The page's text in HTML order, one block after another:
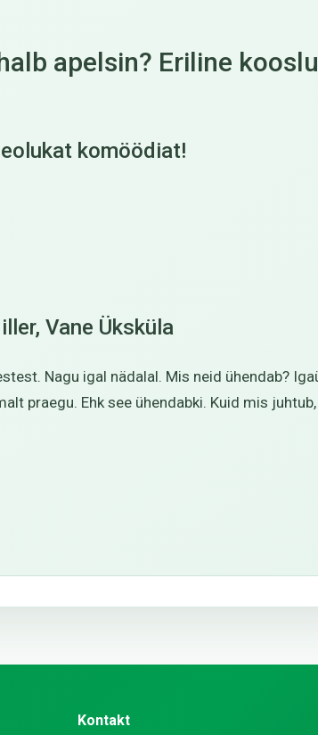
apelsin? Eriline
komöödiat!
Vane Üksküla
Nagu igal nädalal. Mis neid ühendab?
praegu. Ehk see ühendabki. Kuid mis juhtub,
Kontakt